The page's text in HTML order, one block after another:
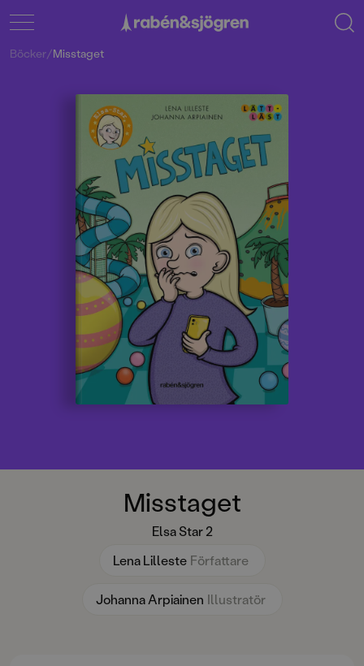
Misstaget
Elsa Star 2
Lena Lilleste Författare
Johanna Arpiainen Illustratör
Böcker/Misstaget